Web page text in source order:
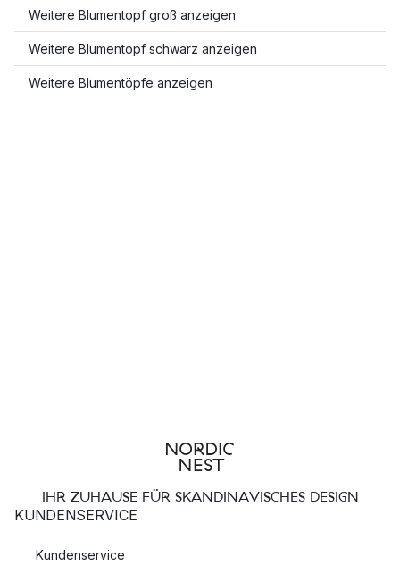
Weitere Blumentopf groß anzeigen
Weitere Blumentopf schwarz anzeigen
Weitere Blumentöpfe anzeigen
IHR ZUHAUSE FÜR SKANDINAVISCHES DESIGN
KUNDENSERVICE
Kundenservice